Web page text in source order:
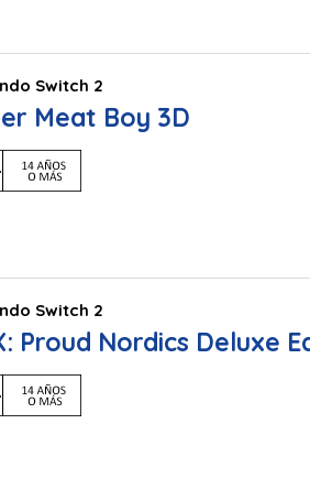
Switch 2
Meat Boy 3D
Switch 2
Proud Nordics Deluxe